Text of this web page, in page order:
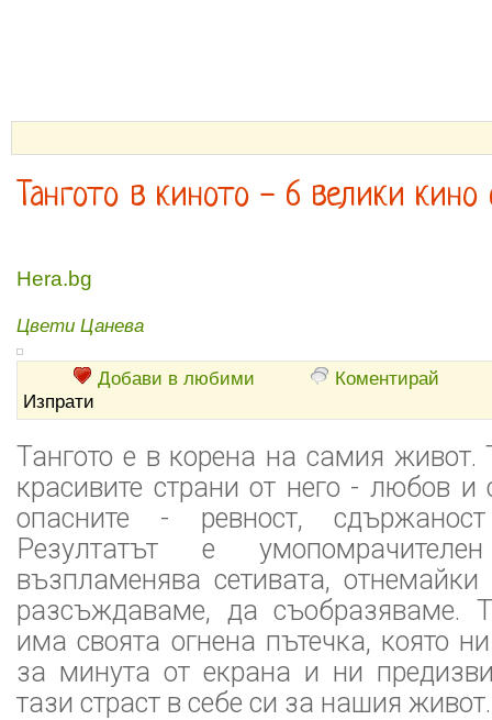
Тангото в киното - 6 велики кино
Hera.bg
Цвети Цанева
Добави в любими
Коментирай
Изпрати
Тангото е в корена на самия
красивите страни от него - любов и
опасните - ревност,
Резултатът е
възпламенява сетивата, отнемайки
разсъждаваме, да съобразяваме.
има своята огнена пътечка, която
за минута от екрана и ни
тази страст в себе си за нашия живот.